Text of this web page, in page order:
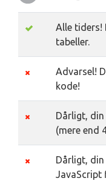
Alle tiders!
tabeller.
Advarsel!
kode!
Dårligt, din
(mere end
Dårligt,
JavaScript